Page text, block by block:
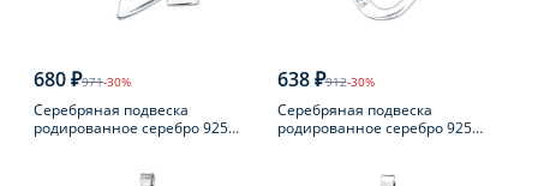
680 ₽971-30%
Серебряная подвеска
родированное серебро 925
638 ₽912-30%
Серебряная подвеска
родированное серебро 925